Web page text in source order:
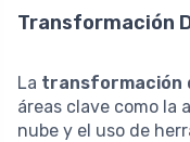
Transformación
La transformación
áreas clave como la
nube y el uso de